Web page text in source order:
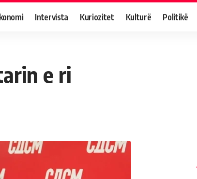
Intervista Kuriozitet Kulturë Politikë
e ri